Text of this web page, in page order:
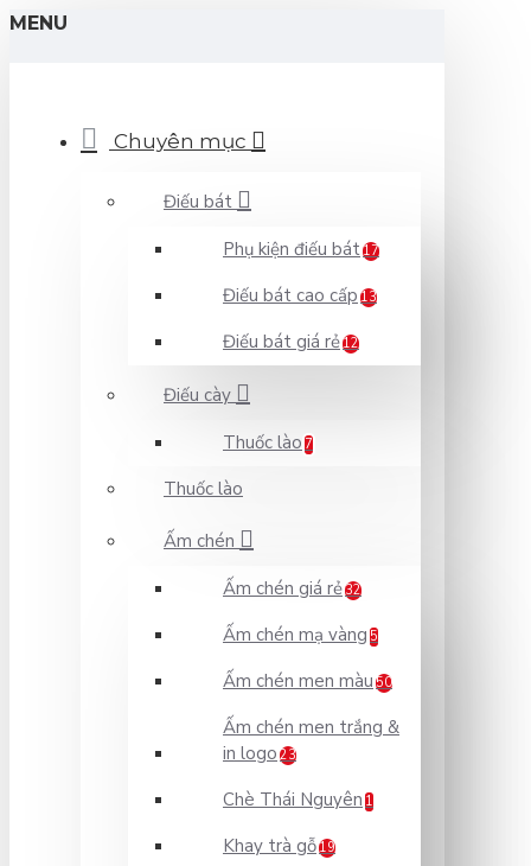
MENU
Chuyên mục
Điếu bát
Phụ kiện điếu bát17
Điếu bát cao cấp 13
Điếu bát giá rẻ12
Điếu cày
Thuốc lào 7
Thuốc lào
Ấm chén
Ấm chén giá rẻ32
Ấm chén mạ vàng 5
Ấm chén men màu 50
Ấm chén men trắng &
in logo 23
Chè Thái Nguyên 1
Khay trà gỗ19